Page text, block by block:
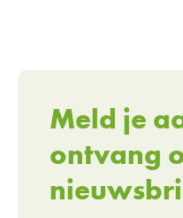
Meld je
ontvang